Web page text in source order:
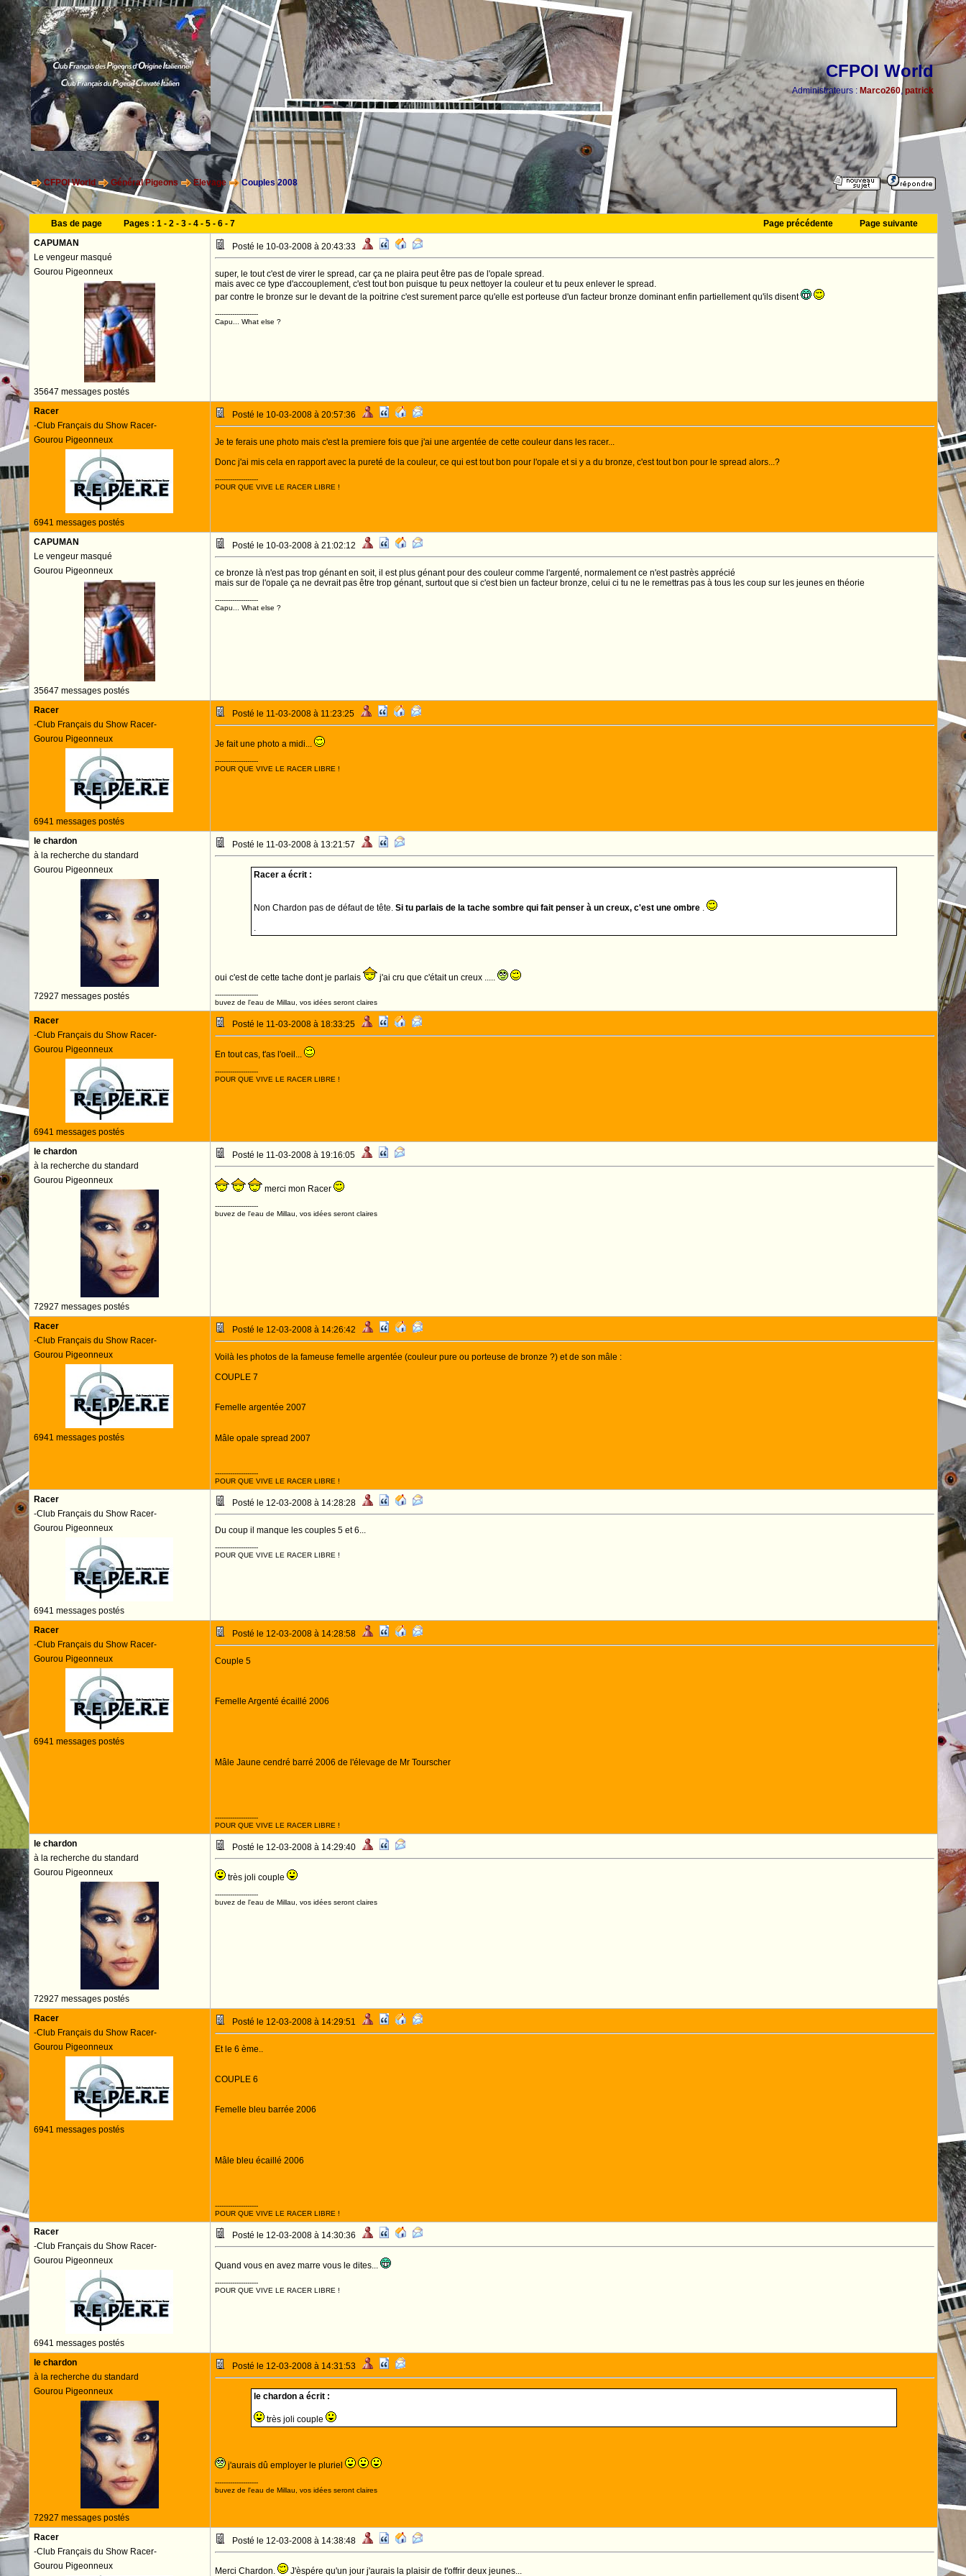
CFPOI World
Administrateurs : Marco260, patrick
CFPOI World Général Pigeons Elevage Couples 2008
Bas de page Pages : 1- 2- 3- 4- 5- 6- 7 Page précédente
Page suivante
CAPUMAN
Le vengeur masqué
Gourou Pigeonneux
35647 messages postés
Posté le 10-03-2008 à 20:43:33
super, le tout c'est de virer le spread, car ça ne plaira peut être pas de l'opale spread.
mais avec ce type d'accouplement, c'est tout bon puisque tu peux nettoyer la couleur et tu peux enlever le spread.
par contre le bronze sur le devant de la poitrine c'est surement parce qu'elle est porteuse d'un facteur bronze dominant enfin partiellement qu'ils disent
--------------------
Capu... What else ?
Racer
-Club Français du Show Racer-
Gourou Pigeonneux
6941 messages postés
Posté le 10-03-2008 à 20:57:36
Je te ferais une photo mais c'est la premiere fois que j'ai une argentée de cette couleur dans les racer...
Donc j'ai mis cela en rapport avec la pureté de la couleur, ce qui est tout bon pour l'opale et si y a du bronze, c'est tout bon pour le spread alors...?
--------------------
POUR QUE VIVE LE RACER LIBRE !
CAPUMAN
Le vengeur masqué
Gourou Pigeonneux
35647 messages postés
Posté le 10-03-2008 à 21:02:12
ce bronze là n'est pas trop génant en soit, il est plus génant pour des couleur comme l'argenté, normalement ce n'est pastrès apprécié
mais sur de l'opale ça ne devrait pas être trop génant, surtout que si c'est bien un facteur bronze, celui ci tu ne le remettras pas à tous les coup sur les jeunes en théorie
--------------------
Capu... What else ?
Racer
-Club Français du Show Racer-
Gourou Pigeonneux
6941 messages postés
Posté le 11-03-2008 à 11:23:25
Je fait une photo a midi...
--------------------
POUR QUE VIVE LE RACER LIBRE !
le chardon
à la recherche du standard
Gourou Pigeonneux
72927 messages postés
Posté le 11-03-2008 à 13:21:57
Racer a écrit :
Non Chardon pas de défaut de tête. Si tu parlais de la tache sombre qui fait penser à un creux, c'est une ombre .
.
oui c'est de cette tache dont je parlais j'ai cru que c'était un creux .....
--------------------
buvez de l'eau de Millau, vos idées seront claires
Racer
-Club Français du Show Racer-
Gourou Pigeonneux
6941 messages postés
Posté le 11-03-2008 à 18:33:25
En tout cas, t'as l'oeil...
--------------------
POUR QUE VIVE LE RACER LIBRE !
le chardon
à la recherche du standard
Gourou Pigeonneux
72927 messages postés
Posté le 11-03-2008 à 19:16:05
merci mon Racer
--------------------
buvez de l'eau de Millau, vos idées seront claires
Racer
-Club Français du Show Racer-
Gourou Pigeonneux
6941 messages postés
Posté le 12-03-2008 à 14:26:42
Voilà les photos de la fameuse femelle argentée (couleur pure ou porteuse de bronze ?) et de son mâle :
COUPLE 7
Femelle argentée 2007
Mâle opale spread 2007
--------------------
POUR QUE VIVE LE RACER LIBRE !
Racer
-Club Français du Show Racer-
Gourou Pigeonneux
6941 messages postés
Posté le 12-03-2008 à 14:28:28
Du coup il manque les couples 5 et 6...
--------------------
POUR QUE VIVE LE RACER LIBRE !
Racer
-Club Français du Show Racer-
Gourou Pigeonneux
6941 messages postés
Posté le 12-03-2008 à 14:28:58
Couple 5
Femelle Argenté écaillé 2006
Mâle Jaune cendré barré 2006 de l'élevage de Mr Tourscher
--------------------
POUR QUE VIVE LE RACER LIBRE !
le chardon
à la recherche du standard
Gourou Pigeonneux
72927 messages postés
Posté le 12-03-2008 à 14:29:40
très joli couple
--------------------
buvez de l'eau de Millau, vos idées seront claires
Racer
-Club Français du Show Racer-
Gourou Pigeonneux
6941 messages postés
Posté le 12-03-2008 à 14:29:51
Et le 6 ème..
COUPLE 6
Femelle bleu barrée 2006
Mâle bleu écaillé 2006
--------------------
POUR QUE VIVE LE RACER LIBRE !
Racer
-Club Français du Show Racer-
Gourou Pigeonneux
6941 messages postés
Posté le 12-03-2008 à 14:30:36
Quand vous en avez marre vous le dites...
--------------------
POUR QUE VIVE LE RACER LIBRE !
le chardon
à la recherche du standard
Gourou Pigeonneux
72927 messages postés
Posté le 12-03-2008 à 14:31:53
le chardon a écrit :
très joli couple
j'aurais dû employer le pluriel
--------------------
buvez de l'eau de Millau, vos idées seront claires
Racer
-Club Français du Show Racer-
Gourou Pigeonneux
Posté le 12-03-2008 à 14:38:48
Merci Chardon. J'èspére qu'un jour j'aurais la plaisir de t'offrir deux jeunes...